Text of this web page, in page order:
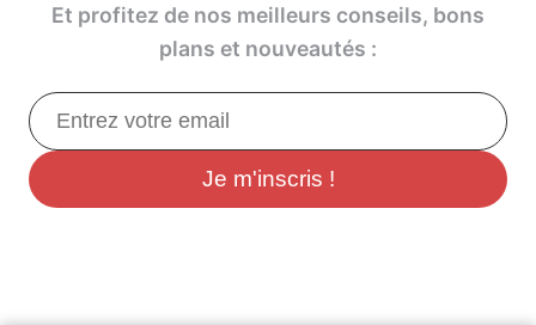
Et profitez de nos meilleurs conseils, bons
plans et nouveautés :
Je m'inscris !